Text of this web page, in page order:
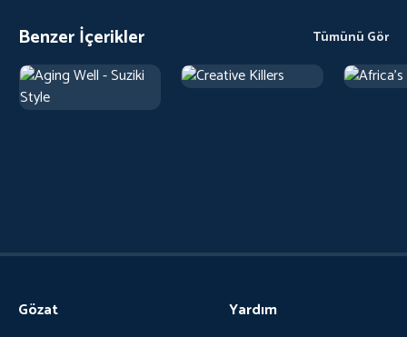
Benzer İçerikler Tümünü Gör
Gözat Yardım